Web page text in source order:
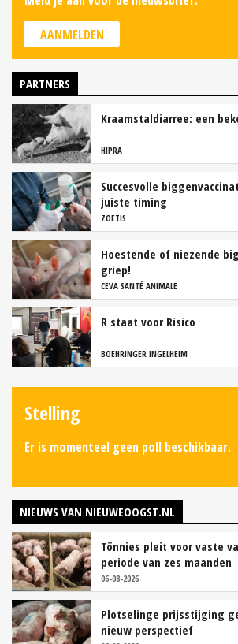
AANMELDEN
PARTNERS
Kraamstaldiarree: een
HIPRA
Succesvolle
juiste timing
ZOETIS
Hoestende of niezende
griep!
CEVA SANTÉ ANIMALE
R staat voor Risico
BOEHRINGER INGELHEIM
Stelling
Er is momenteel geen poll beschikbaar.
NIEUWS VAN NIEUWEOOGST.NL
Tönnies pleit voor vaste
periode van zes maanden
06-08-2026
Plotselinge prijsstijging
nieuw perspectief